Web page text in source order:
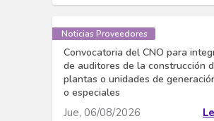
Noticias Proveedores
Convocatoria del CNO para
de auditores de la construcción
plantas o unidades de
o especiales
Jue, 06/08/2026